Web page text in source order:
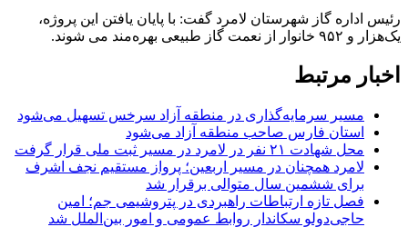
رئیس اداره گاز شهرستان لامرد گفت: با پایان یافتن این پروژه،
یک‌هزار و ۹۵۲ خانوار از نعمت گاز طبیعی بهره‌مند می شوند.
اخبار مرتبط
مسیر سرمایه‌گذاری در منطقه آزاد سرخس تسهیل می‌شود
استان فارس صاحب منطقه آزاد می‌شود
محل شهادت ۲۱ نفر در لامرد در مسیر ثبت ملی قرار گرفت
لامرد همچنان در مسیر اربعین؛ پرواز مستقیم نجف اشرف
برای ششمین سال متوالی برقرار شد
فصل تازه ارتباطات راهبردی در پتروشیمی جم؛ امین
حاجی‌دولو سکاندار روابط عمومی و امور بین‌الملل شد